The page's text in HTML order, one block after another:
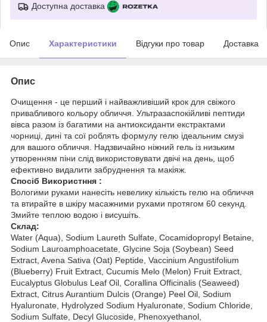
Доступна доставка
Опис Характеристики Відгуки про товар Доставка
Опис
Очищення - це перший і найважливіший крок для свіжого
привабливого кольору обличчя. Ультразаспокійливі пептиди
вівса разом із багатими на антиоксиданти екстрактами
чорниці, дині та сої роблять формулу гелю ідеальним смузі
для вашого обличчя. Надзвичайно ніжний гель із низьким
утворенням піни слід використовувати двічі на день, щоб
ефективно видалити забруднення та макіяж.
Спосіб Використння :
Вологими руками нанесіть невелику кількість гелю на обличчя
та втирайте в шкіру масажними рухами протягом 60 секунд.
Змийте теплою водою і висушіть.
Склад:
Water (Aqua), Sodium Laureth Sulfate, Cocamidopropyl Betaine,
Sodium Lauroamphoacetate, Glycine Soja (Soybean) Seed
Extract, Avena Sativa (Oat) Peptide, Vaccinium Angustifolium
(Blueberry) Fruit Extract, Cucumis Melo (Melon) Fruit Extract,
Eucalyptus Globulus Leaf Oil, Corallina Officinalis (Seaweed)
Extract, Citrus Aurantium Dulcis (Orange) Peel Oil, Sodium
Hyaluronate, Hydrolyzed Sodium Hyaluronate, Sodium Chloride,
Sodium Sulfate, Decyl Glucoside, Phenoxyethanol,